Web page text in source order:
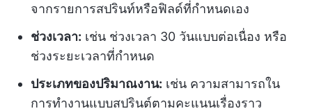
จากรายการสปรินท์หรือฟิลด์ที่กำหนดเอง
ช่วงเวลา: เช่น ช่วงเวลา 30 วันแบบต่อเนื่อง หรือ
ช่วงระยะเวลาที่กำหนด
ประเภทของปริมาณงาน: เช่น ความสามารถใน
การทำงานแบบสปรินต์ตามคะแนนเรื่องราว